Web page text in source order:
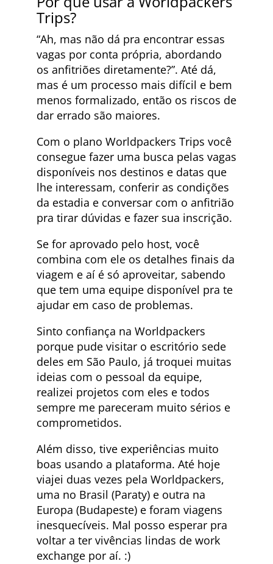
Trips?
“Ah, mas não dá pra encontrar essas
vagas por conta própria, abordando
os anfitriões diretamente?”. Até dá,
mas é um processo mais difícil e bem
menos formalizado, então os riscos de
dar errado são maiores.
Com o plano Worldpackers Trips você
consegue fazer uma busca pelas vagas
disponíveis nos destinos e datas que
lhe interessam, conferir as condições
da estadia e conversar com o anfitrião
pra tirar dúvidas e fazer sua inscrição.
Se for aprovado pelo host, você
combina com ele os detalhes finais da
viagem e aí é só aproveitar, sabendo
que tem uma equipe disponível pra te
ajudar em caso de problemas.
Sinto confiança na Worldpackers
porque pude visitar o escritório sede
deles em São Paulo, já troquei muitas
ideias com o pessoal da equipe,
realizei projetos com eles e todos
sempre me pareceram muito sérios e
comprometidos.
Além disso, tive experiências muito
boas usando a plataforma. Até hoje
viajei duas vezes pela Worldpackers,
uma no Brasil (Paraty) e outra na
Europa (Budapeste) e foram viagens
inesquecíveis. Mal posso esperar pra
voltar a ter vivências lindas de work
exchange por aí. :)